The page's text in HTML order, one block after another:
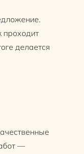
проходит
делается
—